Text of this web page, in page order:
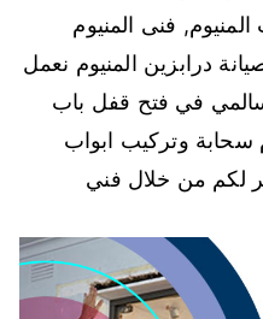
فنى المنيوم
درابزين المنيوم نعمل
في فتح قفل باب
سحابة وتركيب ابواب
لكم من خلال فني